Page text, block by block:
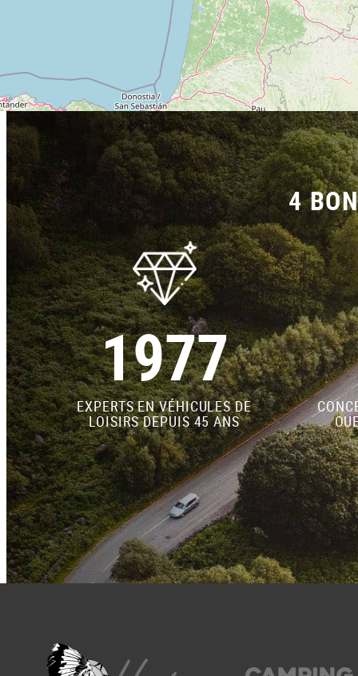
4
1977
EXPERTS EN VÉHICULES DE
LOISIRS DEPUIS 45 ANS